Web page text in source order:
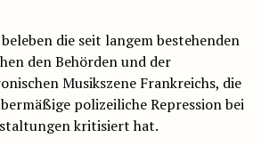
die seit langem bestehenden
den Behörden und der
Musikszene Frankreichs, die
polizeiliche Repression bei
kritisiert hat.